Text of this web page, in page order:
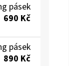
pásek
690 Kč
pásek
890 Kč